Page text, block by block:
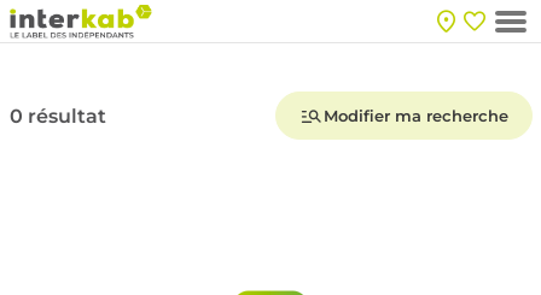
0 résultat Modifier ma recherche